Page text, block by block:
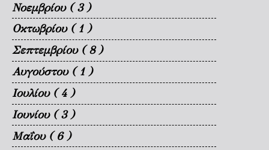
Νοεμβρίου ( 3 )
Οκτωβρίου ( 1 )
Σεπτεμβρίου ( 8 )
Αυγούστου ( 1 )
Ιουλίου ( 4 )
Ιουνίου ( 3 )
Μαΐου ( 6 )